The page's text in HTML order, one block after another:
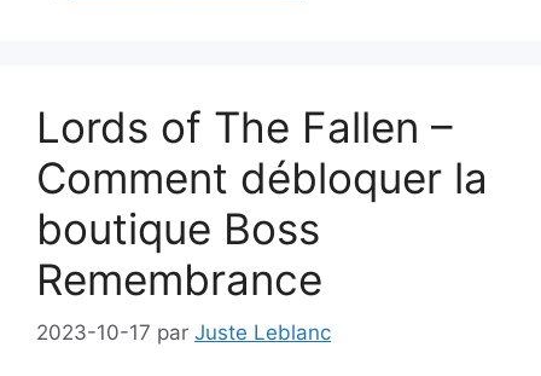
Lords of The Fallen –
Comment débloquer la
boutique Boss
Remembrance
2023-10-17 par Juste Leblanc